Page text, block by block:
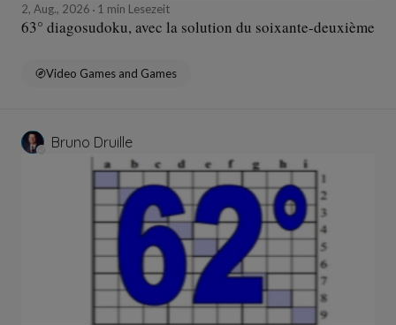
2, Aug., 2026 1 min Lesezeit
63° diagosudoku, avec la solution du soixante-deuxième
Video Games and Games
Bruno Druille